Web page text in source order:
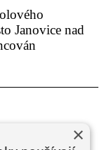
Janovice nad
×